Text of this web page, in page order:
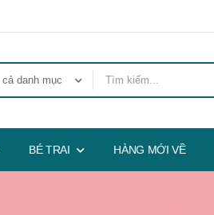
BÉ TRAI HÀNG MỚI VỀ